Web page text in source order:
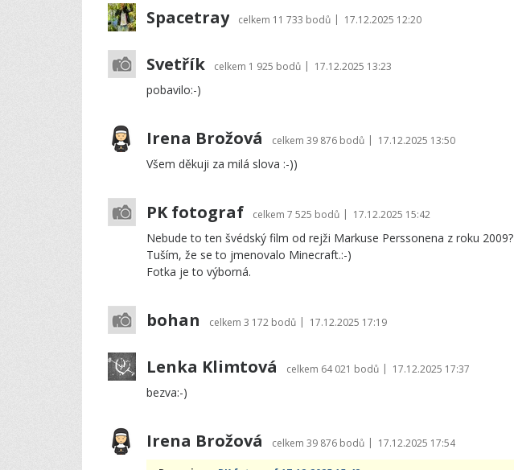
Spacetray celkem 11 733 bodů | 17.12.2025 12:20
Svetřík celkem 1 925 bodů | 17.12.2025 13:23
pobavilo:-)
Irena Brožová celkem 39 876 bodů | 17.12.2025 13:50
Všem děkuji za milá slova :-))
PK fotograf celkem 7 525 bodů | 17.12.2025 15:42
Nebude to ten švédský film od rejži Markuse Perssonena z roku 2009?
Tuším, že se to jmenovalo Minecraft.:-)
Fotka je to výborná.
bohan celkem 3 172 bodů | 17.12.2025 17:19
Lenka Klimtová celkem 64 021 bodů | 17.12.2025 17:37
bezva:-)
Irena Brožová celkem 39 876 bodů | 17.12.2025 17:54